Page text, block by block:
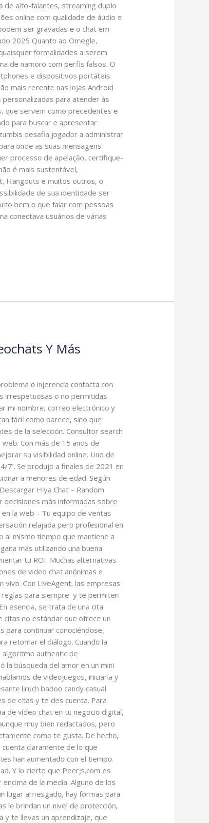
de alto-falantes, streaming duplo
online com qualidade de áudio e
ser gravadas e o chat em
2025 Quanto ao Omegle,
formalidades a serem
de namoro com perfis falsos. O
e dispositivos portáteis.
mais recente nas lojas Android
para atender às
que servem como precedentes e
para buscar e apresentar
desafia jogador a administrar
onde as suas mensagens
processo de apelação, certifique-
é mais sustentável,
Hangouts e muitos outros, o
de sua identidade ser
bem o que falar com pessoas
conectava usuários de várias
Y Más
o injerencia contacta con
irrespetuosas o no permitidas.
mi nombre, correo electrónico y
fácil como parece, sino que
de la selección. Consultor search
Con más de 15 años de
su visibilidad online. Uno de
7’. Se produjo a finales de 2021 en
a menores de edad. Según
Hiya Chat – Random
decisiones más informadas sobre
la web – Tu equipo de ventas
relajada pero profesional en
al mismo tiempo que mantiene a
más utilizando una buena
tu ROI. Muchas alternativas
de video chat anónimas e
Con LiveAgent, las empresas
reglas para siempre y te permiten
esencia, se trata de una cita
citas no estándar que ofrece un
para continuar conociéndose,
retomar el diálogo. Cuando la
algoritmo authentic de
la búsqueda del amor en un mini
de videojuegos, iniciarla y
liruch badoo candy casual
de citas y te des cuenta. Para
de vídeo chat en tu negocio digital,
muy bien redactados, pero
como te gusta. De hecho,
claramente de lo que
han aumentado con el tiempo.
Y lo cierto que Peerjs.com es
de la media. Alguno de los
lugar arriesgado, hay formas para
le brindan un nivel de protección,
y te llevas un aprendizaje, que